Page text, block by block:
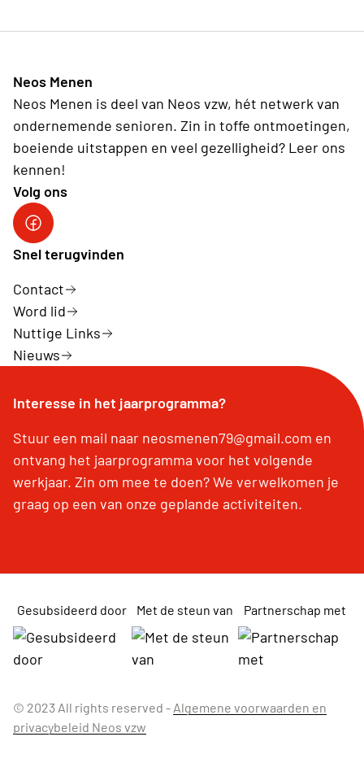
Neos Menen
Neos Menen is deel van Neos vzw, hét netwerk van
ondernemende senioren. Zin in toffe ontmoetingen,
boeiende uitstappen en veel gezelligheid? Leer ons
kennen!
Volg ons
Snel terugvinden
Contact
Word lid
Nuttige Links
Nieuws
Interesse in het jaarprogramma?
Stuur een mail naar neosmenen79@gmail.com en
ontvang het jaarprogramma voor het volgende
werkjaar. Zin om mee te doen? We verwelkomen je
graag op een van onze geplande activiteiten.
Gesubsideerd door Met de steun van Partnerschap met
© 2023 All rights reserved - Algemene voorwaarden en
privacybeleid Neos vzw